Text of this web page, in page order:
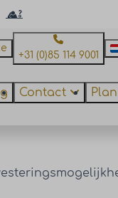
+31 (0)85 114 9001
Contact